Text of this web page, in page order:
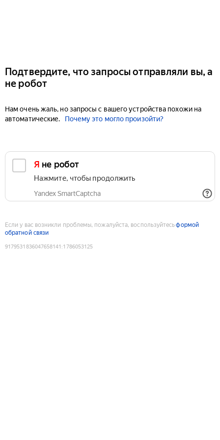
Подтвердите, что запросы отправляли вы, а
не робот
Нам очень жаль, но запросы с вашего устройства похожи на
автоматические.
Почему это могло произойти?
Я не робот
Нажмите, чтобы продолжить
Yandex SmartCaptcha
Если у вас возникли проблемы, пожалуйста, воспользуйтесьформой
обратной связи
9179531836047658141 :1786053125